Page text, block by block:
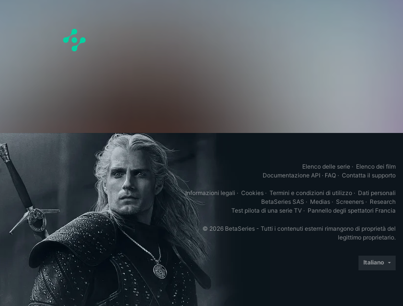
Elenco delle serie · Elenco dei film
Documentazione API · FAQ · Contatta il supporto
Informazioni legali · Cookies · Termini e condizioni di utilizzo · Dati personali
BetaSeries SAS · Medias · Screeners · Research
Test pilota di una serie TV · Pannello degli spettatori Francia
© 2026 BetaSeries - Tutti i contenuti esterni rimangono di proprietà del
legittimo proprietario.
Italiano